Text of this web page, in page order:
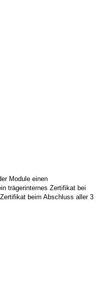
Module einen
trägerinternes Zertifikat bei
beim Abschluss aller 3